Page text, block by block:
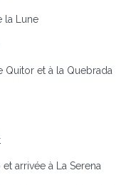
la Lune
Quitor et à la Quebrada
arrivée à La Serena